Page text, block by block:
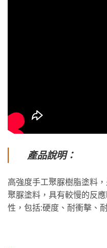
產品說明：
高強度手工聚脲樹脂塗料
聚脲塗料，具有較慢的反
性，包括:硬度、耐衝擊、